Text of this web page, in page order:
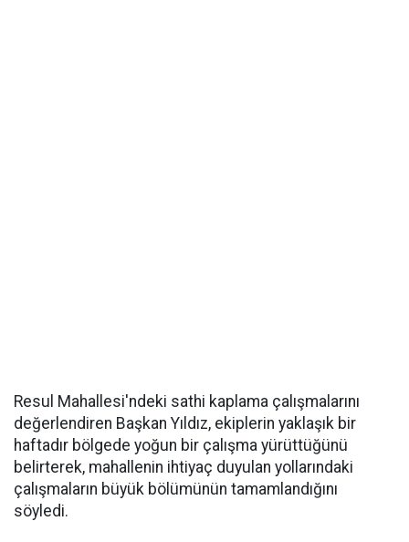
Resul Mahallesi'ndeki sathi kaplama çalışmalarını
değerlendiren Başkan Yıldız, ekiplerin yaklaşık bir
haftadır bölgede yoğun bir çalışma yürüttüğünü
belirterek, mahallenin ihtiyaç duyulan yollarındaki
çalışmaların büyük bölümünün tamamlandığını
söyledi.